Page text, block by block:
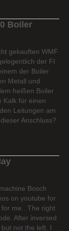
Boiler
gekauften WMF
der FI
der Boiler
Metall und
heißen Boiler
Kalk für einen
Leitungen am
Anschluss?
Bosch
on youtube for
me.. The right
After inversed
not the left. I